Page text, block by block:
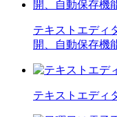
テキストエディ
開、自動保存機
テキストエディ